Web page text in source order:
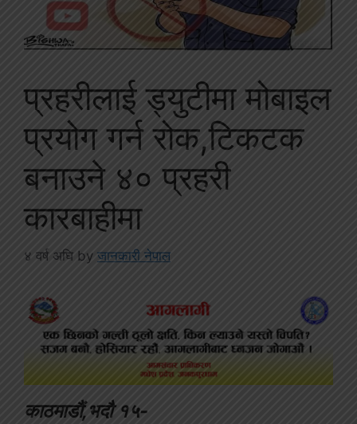
प्रहरीलाई ड्युटीमा मोबाइल
प्रयोग गर्न रोक,टिकटक
बनाउने ४० प्रहरी
कारबाहीमा
४ वर्ष अघि by जानकारी नेपाल
काठमाडौं,भदौ १५-